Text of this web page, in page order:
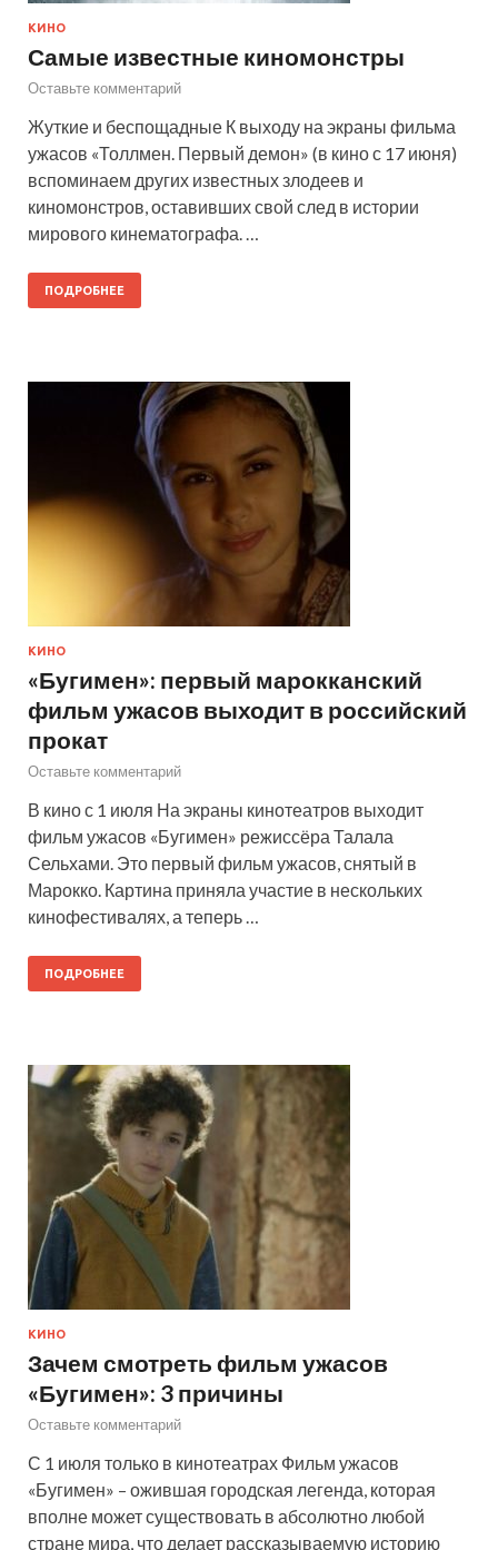
КИНО
Самые известные киномонстры
Оставьте комментарий
Жуткие и беспощадные К выходу на экраны фильма
ужасов «Толлмен. Первый демон» (в кино с 17 июня)
вспоминаем других известных злодеев и
киномонстров, оставивших свой след в истории
мирового кинематографа. …
ПОДРОБНЕЕ
КИНО
«Бугимен»: первый марокканский
фильм ужасов выходит в российский
прокат
Оставьте комментарий
В кино с 1 июля На экраны кинотеатров выходит
фильм ужасов «Бугимен» режиссёра Талала
Сельхами. Это первый фильм ужасов, снятый в
Марокко. Картина приняла участие в нескольких
кинофестивалях, а теперь …
ПОДРОБНЕЕ
КИНО
Зачем смотреть фильм ужасов
«Бугимен»: 3 причины
Оставьте комментарий
С 1 июля только в кинотеатрах Фильм ужасов
«Бугимен» – ожившая городская легенда, которая
вполне может существовать в абсолютно любой
стране мира, что делает рассказываемую историю